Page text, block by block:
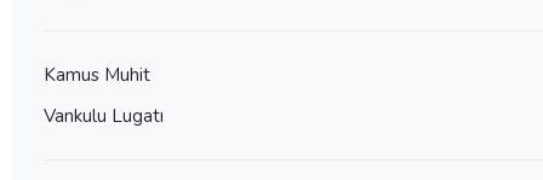
Kamus Muhit
Vankulu Lugatı